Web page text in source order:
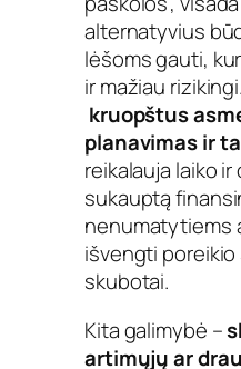
alternatyvius
lėšoms gauti,
ir mažiau
kruopštus
planavimas ir
reikalauja laiko
sukauptą
nenumatytiems
išvengti
skubotai.
Kita galimybė –
artimųjų ar